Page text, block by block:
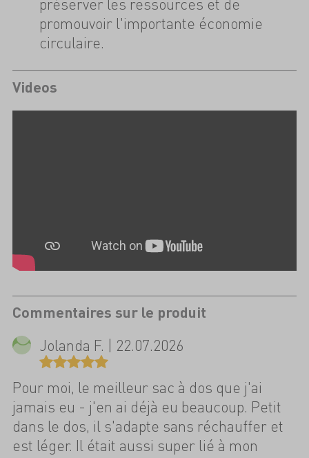
promouvoir l'importante économie
circulaire.
Videos
Commentaires sur le produit
Jolanda F. | 22.07.2026
Pour moi, le meilleur sac à dos que j'ai
jamais eu - j'en ai déjà eu beaucoup. Petit
dans le dos, il s'adapte sans réchauffer et
est léger. Il était aussi super lié à mon